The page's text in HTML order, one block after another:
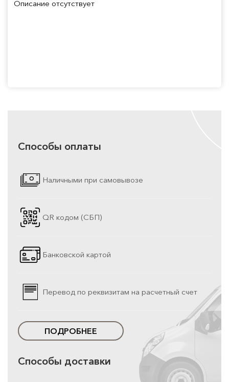
Описание отсутствует
Способы оплаты
Наличными при самовывозе
QR кодом (СБП)
Банковской картой
Перевод по реквизитам на расчетный счет
ПОДРОБНЕЕ
Способы доставки